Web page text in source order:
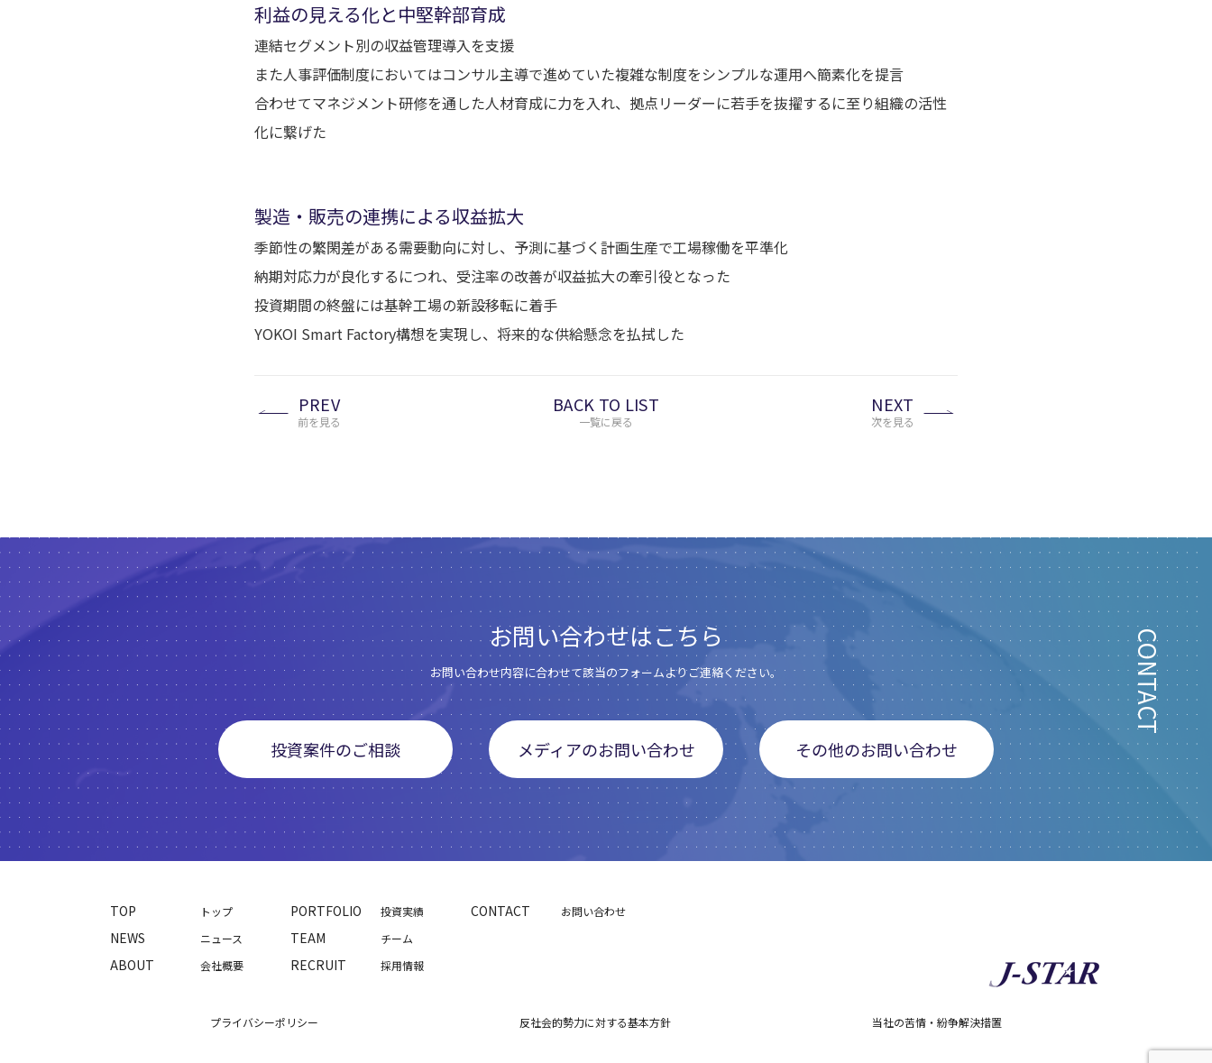
利益の見える化と中堅幹部育成
連結セグメント別の収益管理導入を支援
また人事評価制度においてはコンサル主導で進めていた複雑な制度をシンプルな運用へ簡素化を提言
合わせてマネジメント研修を通した人材育成に力を入れ、拠点リーダーに若手を抜擢するに至り組織の活性
化に繋げた
製造・販売の連携による収益拡大
季節性の繁閑差がある需要動向に対し、予測に基づく計画生産で工場稼働を平準化
納期対応力が良化するにつれ、受注率の改善が収益拡大の牽引役となった
投資期間の終盤には基幹工場の新設移転に着手
YOKOI Smart Factory構想を実現し、将来的な供給懸念を払拭した
PREV
前を見る
BACK TO LIST
一覧に戻る
NEXT
次を見る
CONTACT
お問い合わせはこちら
お問い合わせ内容に合わせて該当のフォームよりご連絡ください。
投資案件のご相談 メディアのお問い合わせ その他のお問い合わせ
TOP トップ
NEWS ニュース
ABOUT 会社概要
PORTFOLIO 投資実績
TEAM チーム
RECRUIT 採用情報
CONTACT お問い合わせ
プライバシーポリシー 反社会的勢力に対する基本方針 当社の苦情・紛争解決措置